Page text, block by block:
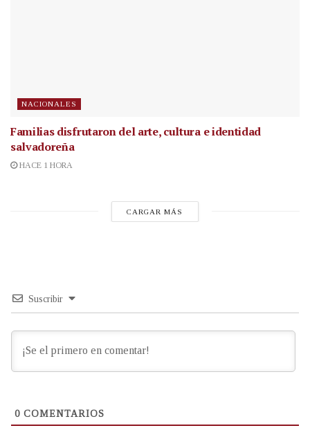
NACIONALES
Familias disfrutaron del arte, cultura e identidad
salvadoreña
HACE 1 HORA
CARGAR MÁS
Suscribir
0 COMENTARIOS